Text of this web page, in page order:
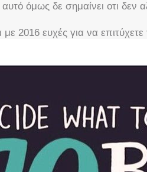
αυτό όμως δε σημαίνει οτι δεν
με 2016 ευχές για να